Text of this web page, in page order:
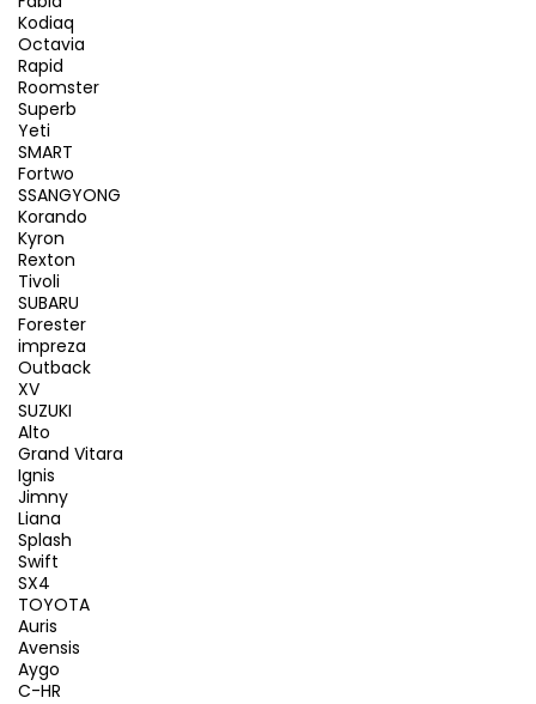
Kodiaq
Octavia
Rapid
Roomster
Superb
Yeti
SMART
Fortwo
SSANGYONG
Korando
Kyron
Rexton
Tivoli
SUBARU
Forester
impreza
Outback
XV
SUZUKI
Alto
Grand Vitara
Ignis
Jimny
Liana
Splash
Swift
SX4
TOYOTA
Auris
Avensis
Aygo
C-HR